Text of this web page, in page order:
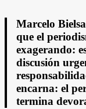
Marcelo
que el
exagerando:
discusión
encarna: el
termina